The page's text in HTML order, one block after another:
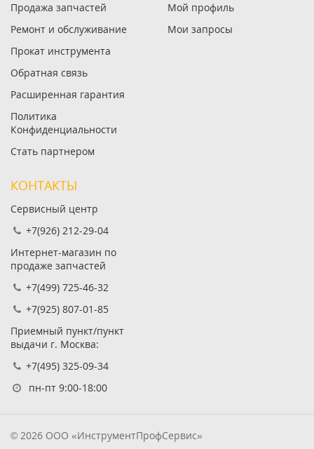
Продажа запчастей
Ремонт и обслуживание
Прокат инструмента
Обратная связь
Расширенная гарантия
Политика
Конфиденциальности
Стать партнером
Мой профиль
Мои запросы
КОНТАКТЫ
Сервисный центр
+7(926) 212-29-04
Интернет-магазин по
продаже запчастей
+7(499) 725-46-32
+7(925) 807-01-85
Приемный пункт/пункт
выдачи г. Москва:
+7(495) 325-09-34
пн-пт 9:00-18:00
© 2026 ООО «ИнструментПрофСервис»